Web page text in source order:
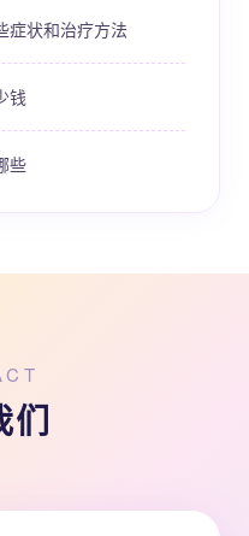
症状和治疗方法
钱
些
们